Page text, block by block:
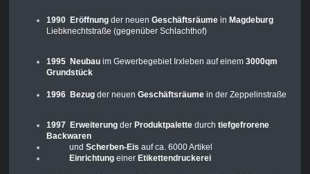
1990 Eröffnungder neuen Geschäftsräumein Magdeburg
Liebknechtstraße (gegenüber Schlachthof)
1995 Neubauim Gewerbegebiet Irxleben auf einem 3000qm
Grundstück
1996 Bezugder neuen Geschäftsräumein der Zeppelinstraße
1997 Erweiterungder Produktpalettedurch tiefgefrorene
Backwaren
und Scherben-Eis auf ca. 6000 Artikel
Einrichtungeiner Etikettendruckerei